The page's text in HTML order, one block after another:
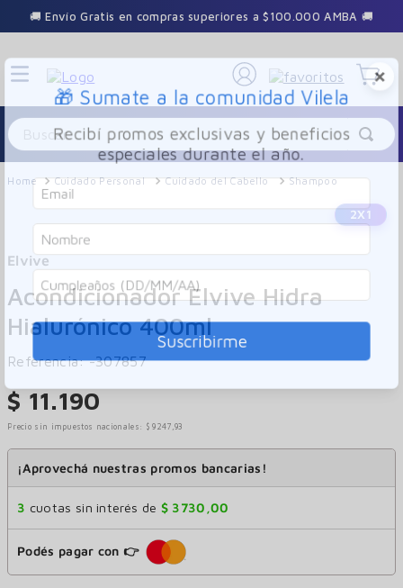
🚚 Envío Gratis en compras superiores a $100.000 AMBA 🚚
Buscar
Cuidado Personal Cuidado del Cabello Shampoo
2X1
Elvive
Acondicionador Elvive Hidra
Hialurónico 400ml
Referencia:-307857
$ 11.190
Precio sin impuestos nacionales: $ 9247 ,93
¡Aprovechá nuestras promos bancarias!
3 cuotas sin interés de $ 3730 ,00
Podés pagar con 👉
×
🎁 Sumate a la comunidad Vilela
Recibí promos exclusivas y beneficios
especiales durante el año.
Suscribirme